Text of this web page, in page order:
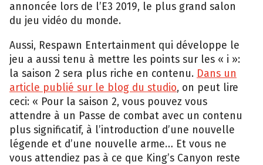
annoncée lors de l’E3 2019, le plus grand salon
du jeu vidéo du monde.
Aussi, Respawn Entertainment qui développe le
jeu a aussi tenu à mettre les points sur les « i »:
la saison 2 sera plus riche en contenu. Dans un
article publié sur le blog du studio, on peut lire
ceci: « Pour la saison 2, vous pouvez vous
attendre à un Passe de combat avec un contenu
plus significatif, à l’introduction d’une nouvelle
légende et d’une nouvelle arme… Et vous ne
vous attendiez pas à ce que King’s Canyon reste